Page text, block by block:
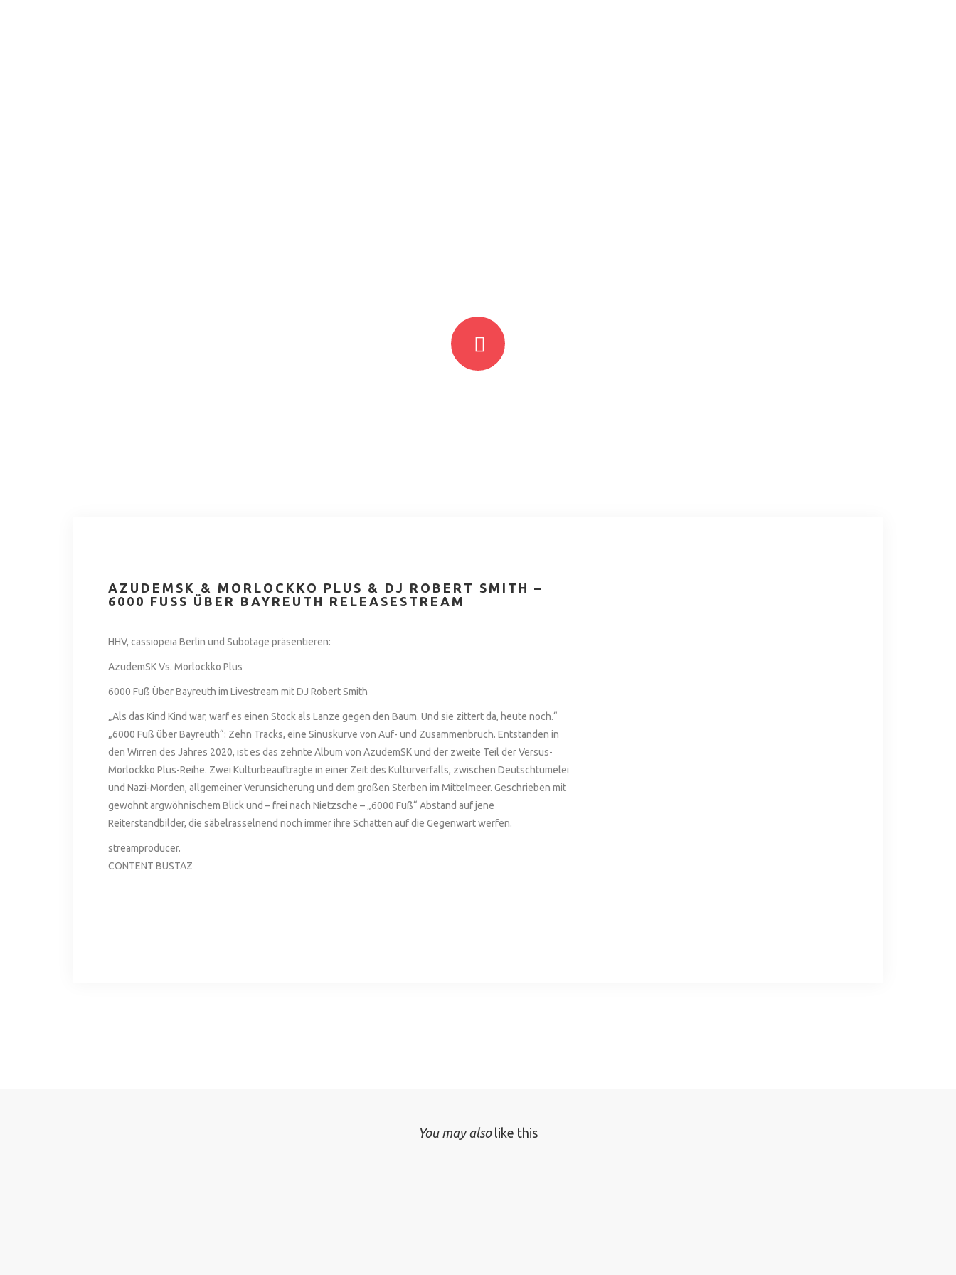
AZUDEMSK & MORLOCKKO PLUS & DJ ROBERT SMITH –
6000 FUSS ÜBER BAYREUTH RELEASESTREAM
HHV, cassiopeia Berlin und Subotage präsentieren:
AzudemSK Vs. Morlockko Plus
6000 Fuß Über Bayreuth im Livestream mit DJ Robert Smith
„Als das Kind Kind war, warf es einen Stock als Lanze gegen den Baum. Und sie zittert da, heute noch.“
„6000 Fuß über Bayreuth“: Zehn Tracks, eine Sinuskurve von Auf- und Zusammenbruch. Entstanden in
den Wirren des Jahres 2020, ist es das zehnte Album von AzudemSK und der zweite Teil der Versus-
Morlockko Plus-Reihe. Zwei Kulturbeauftragte in einer Zeit des Kulturverfalls, zwischen Deutschtümelei
und Nazi-Morden, allgemeiner Verunsicherung und dem großen Sterben im Mittelmeer. Geschrieben mit
gewohnt argwöhnischem Blick und – frei nach Nietzsche – „6000 Fuß“ Abstand auf jene
Reiterstandbilder, die säbelrasselnend noch immer ihre Schatten auf die Gegenwart werfen.
streamproducer.
CONTENT BUSTAZ
You may also like this